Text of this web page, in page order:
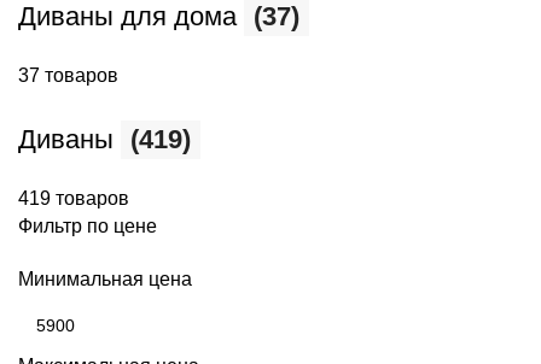
Диваны для дома (37)
37 товаров
Диваны (419)
419 товаров
Фильтр по цене
Минимальная цена